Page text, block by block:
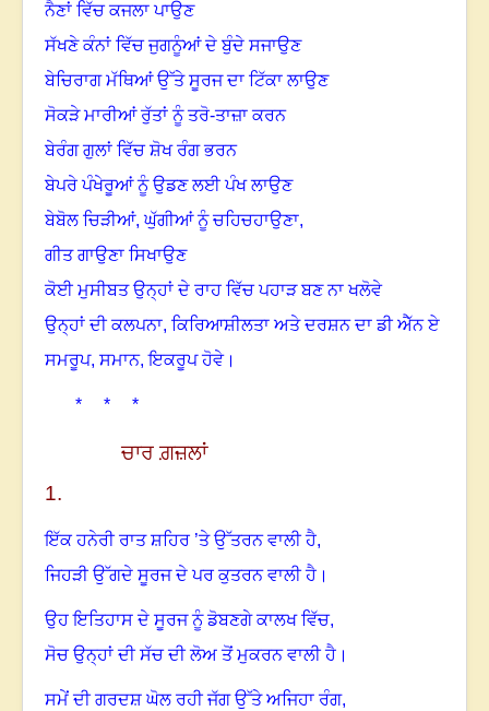
ਨੈਣਾਂ ਵਿੱਚ ਕਜਲਾ ਪਾਉਣ
ਸੱਖਣੇ ਕੰਨਾਂ ਵਿੱਚ ਜੁਗਨੂੰਆਂ ਦੇ ਬੁੰਦੇ ਸਜਾਉਣ
ਬੇਚਿਰਾਗ ਮੱਥਿਆਂ ਉੱਤੇ ਸੂਰਜ ਦਾ ਟਿੱਕਾ ਲਾਉਣ
ਸੋਕੜੇ ਮਾਰੀਆਂ ਰੁੱਤਾਂ ਨੂੰ ਤਰੋ-ਤਾਜ਼ਾ ਕਰਨ
ਬੇਰੰਗ ਗੁਲਾਂ ਵਿੱਚ ਸ਼ੋਖ ਰੰਗ ਭਰਨ
ਬੇਪਰੇ ਪੰਖੇਰੂਆਂ ਨੂੰ ਉਡਣ ਲਈ ਪੰਖ ਲਾਉਣ
ਬੇਬੋਲ ਚਿੜੀਆਂ, ਘੁੱਗੀਆਂ ਨੂੰ ਚਹਿਚਹਾਉਣਾ,
ਗੀਤ ਗਾਉਣਾ ਸਿਖਾਉਣ
ਕੋਈ ਮੁਸੀਬਤ ਉਨ੍ਹਾਂ ਦੇ ਰਾਹ ਵਿੱਚ ਪਹਾੜ ਬਣ ਨਾ ਖਲੋਵੇ
ਉਨ੍ਹਾਂ ਦੀ ਕਲਪਨਾ, ਕਿਰਿਆਸ਼ੀਲਤਾ ਅਤੇ ਦਰਸ਼ਨ ਦਾ ਡੀ ਐੱਨ ਏ
ਸਮਰੂਪ, ਸਮਾਨ, ਇਕਰੂਪ ਹੋਵੇ।
* * *
ਚਾਰ ਗ਼ਜ਼ਲਾਂ
1.
ਇੱਕ ਹਨੇਰੀ ਰਾਤ ਸ਼ਹਿਰ ’ਤੇ ਉੱਤਰਨ ਵਾਲੀ ਹੈ,
ਜਿਹੜੀ ਉੱਗਦੇ ਸੂਰਜ ਦੇ ਪਰ ਕੁਤਰਨ ਵਾਲੀ ਹੈ ।
ਉਹ ਇਤਿਹਾਸ ਦੇ ਸੂਰਜ ਨੂੰ ਡੋਬਣਗੇ ਕਾਲਖ ਵਿੱਚ,
ਸੋਚ ਉਨ੍ਹਾਂ ਦੀ ਸੱਚ ਦੀ ਲੋਅ ਤੋਂ ਮੁਕਰਨ ਵਾਲੀ ਹੈ ।
ਸਮੇਂ ਦੀ ਗਰਦਸ਼ ਘੋਲ ਰਹੀ ਜੱਗ ਉੱਤੇ ਅਜਿਹਾ ਰੰਗ,